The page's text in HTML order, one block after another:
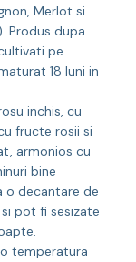
Merlot si
Produs dupa
pe
18 luni in
inchis, cu
fructe rosii si
armonios cu
bine
o decantare de
pot fi sesizate
temperatura